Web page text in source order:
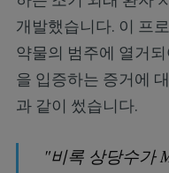
개발했습니다. 이 프
약물의 범주에 열거
을 입증하는 증거에
과 같이 썼습니다.
"비록 상당수가